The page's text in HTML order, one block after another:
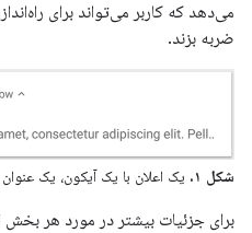
می‌دهد که کاربر می‌تواند برای
ضربه بزند.
شکل ۱. یک اعلان با یک آیکون، یک
برای جزئیات بیشتر در مورد هر